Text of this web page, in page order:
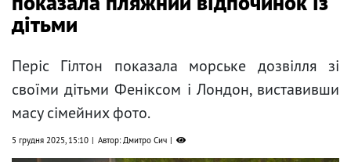
дітьми
Періс Гілтон показала морське дозвілля зі
своїми дітьми Феніксом і Лондон, виставивши
масу сімейних фото.
5 грудня 2025, 15:10 Автор: Дмитро Сич